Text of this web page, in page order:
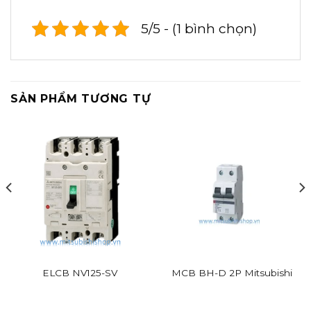
5/5 - (1 bình chọn)
SẢN PHẨM TƯƠNG TỰ
ELCB NV125-SV MCB BH-D 2P Mitsubishi